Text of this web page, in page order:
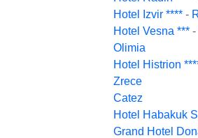
Hotel Izvir **** -
Hotel Vesna *** -
Olimia
Hotel Histrion
Zrece
Catez
Hotel Habakuk
Grand Hotel